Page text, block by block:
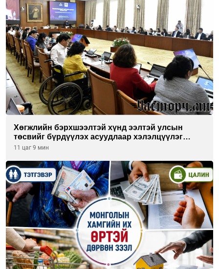
Хөгжлийн бэрхшээлтэй хүнд ээлтэй улсын
төсвийг бүрдүүлэх асуудлаар хэлэлцүүлэг
өрнүүлж байна
11 цаг 9 мин